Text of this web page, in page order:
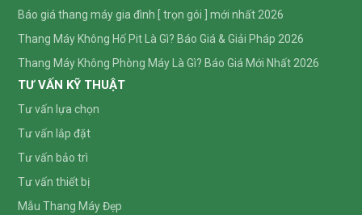
Báo giá thang máy gia đình [ trọn gói ] mới nhất 2026
Thang Máy Không Hố Pit Là Gì? Báo Giá & Giải Pháp 2026
Thang Máy Không Phòng Máy Là Gì? Báo Giá Mới Nhất 2026
TƯ VẤN KỸ THUẬT
Tư vấn lựa chọn
Tư vấn lắp đặt
Tư vấn bảo trì
Tư vấn thiết bị
Mẫu Thang Máy Đẹp